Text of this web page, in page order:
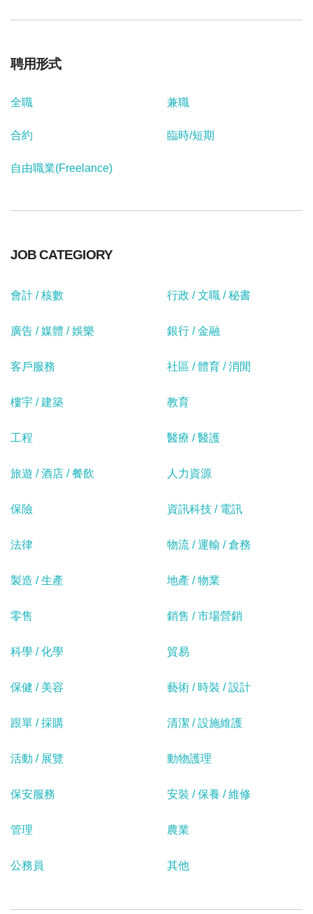
聘用形式
全職 兼職
合約 臨時/短期
自由職業(Freelance)
JOB CATEGIORY
會計 / 核數 行政 / 文職 / 秘書
廣告 / 媒體 / 娛樂 銀行 / 金融
客戶服務 社區 / 體育 / 消閒
樓宇 / 建築 教育
工程 醫療 / 醫護
旅遊 / 酒店 / 餐飲 人力資源
保險 資訊科技 / 電訊
法律 物流 / 運輸 / 倉務
製造 / 生產 地產 / 物業
零售 銷售 / 市場營銷
科學 / 化學 貿易
保健 / 美容 藝術 / 時裝 / 設計
跟單 / 採購 清潔 / 設施維護
活動 / 展覽 動物護理
保安服務 安裝 / 保養 / 維修
管理 農業
公務員 其他